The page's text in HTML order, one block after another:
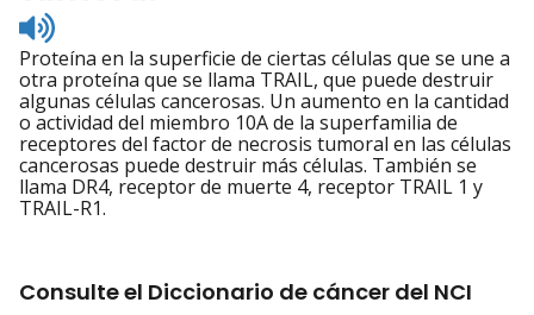
Listen
to
pronunciation
Proteína en la superficie de ciertas células que se une a
otra proteína que se llama TRAIL, que puede destruir
algunas células cancerosas. Un aumento en la cantidad
o actividad del miembro 10A de la superfamilia de
receptores del factor de necrosis tumoral en las células
cancerosas puede destruir más células. También se
llama DR4, receptor de muerte 4, receptor TRAIL 1 y
TRAIL-R1.
Consulte el Diccionario de cáncer del NCI